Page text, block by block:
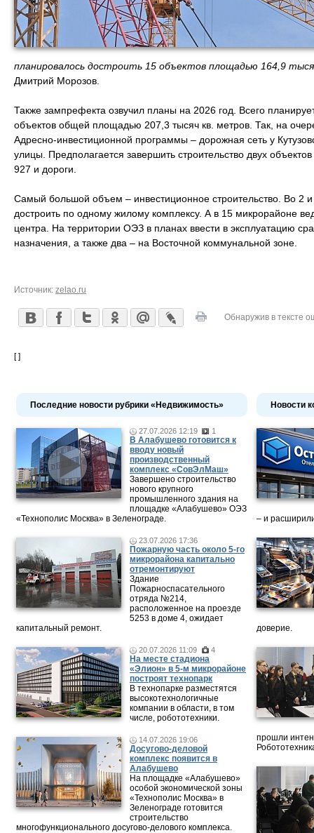
планировалось достроить 15 объектов площадью 164,9
Дмитрий Морозов.
Также зампрефекта озвучил планы на 2026 год. Всего
объектов общей площадью 207,3 тысяч кв. метров. Так, на
Адресно-инвестиционной программы – дорожная сеть у
улицы. Предполагается завершить строительство двух
927 и дороги.
Самый большой объем – инвестиционное строительство. Во 2
достроить по одному жилому комплексу. А в 15 микрорайоне
центра. На территории ОЭЗ в планах ввести в эксплуатацию
назначения, а также два – на Восточной коммунальной зоне.
Источник: zelao.ru
Обнаружив в тексте
[ ]
Последние новости рубрики «Недвижимость»
27.07.2026 12:19 1
В Алабушево готовится к
вводу новый
производственный
комплекс «СовЭлМаш»
Завершено строительство
нового крупного
промышленного здания на
площадке «Алабушево» ОЭЗ
«Технополис Москва» в Зеленограде.
23.07.2026 17:36
Пожарную часть около 5-го
микрорайона капитально
отремонтируют
Здание
Пожарноспасательного
отряда №214,
расположенное на проезде
5253 в доме 4, ожидает
капитальный ремонт.
20.07.2026 11:09 4
На месте стадиона
«Элион» в 5-м микрорайоне
построят технопарк
В технопарке разместятся
высокотехнологичные
компании в области, в том
числе, робототехники.
14.07.2026 19:06
Досугово-деловой
комплекс появится в
Алабушево
На площадке «Алабушево»
особой экономической зоны
«Технополис Москва» в
Зеленограде готовится
строительство
многофункционального досугово-делового комплекса.
Новости
– и
доверие.
прошли